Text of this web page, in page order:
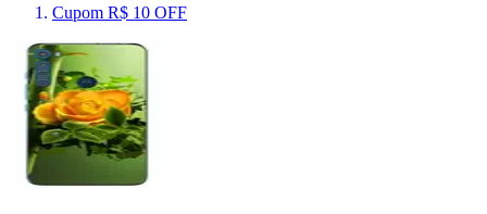
Cupom R$ 10 OFF